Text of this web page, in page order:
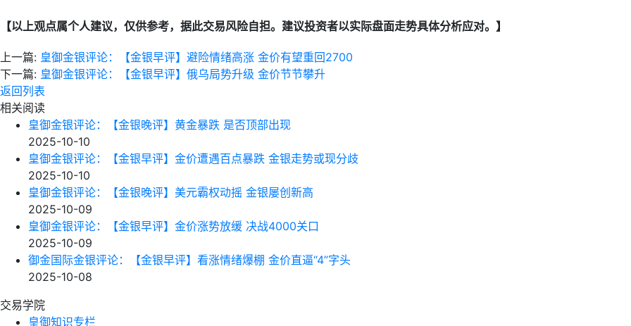
【以上观点属个人建议，仅供参考，据此交易风险自担。建议投资者以实际盘面走势具体分析应对。】
上一篇: 皇御金银评论：【金银早评】避险情绪高涨 金价有望重回2700
下一篇: 皇御金银评论：【金银早评】俄乌局势升级 金价节节攀升
返回列表
相关阅读
皇御金银评论：【金银晚评】黄金暴跌 是否顶部出现
2025-10-10
皇御金银评论：【金银早评】金价遭遇百点暴跌 金银走势或现分歧
2025-10-10
皇御金银评论：【金银晚评】美元霸权动摇 金银屡创新高
2025-10-09
皇御金银评论：【金银早评】金价涨势放缓 决战4000关口
2025-10-09
御金国际金银评论：【金银早评】看涨情绪爆棚 金价直逼“4”字头
2025-10-08
交易学院
皇御知识专栏